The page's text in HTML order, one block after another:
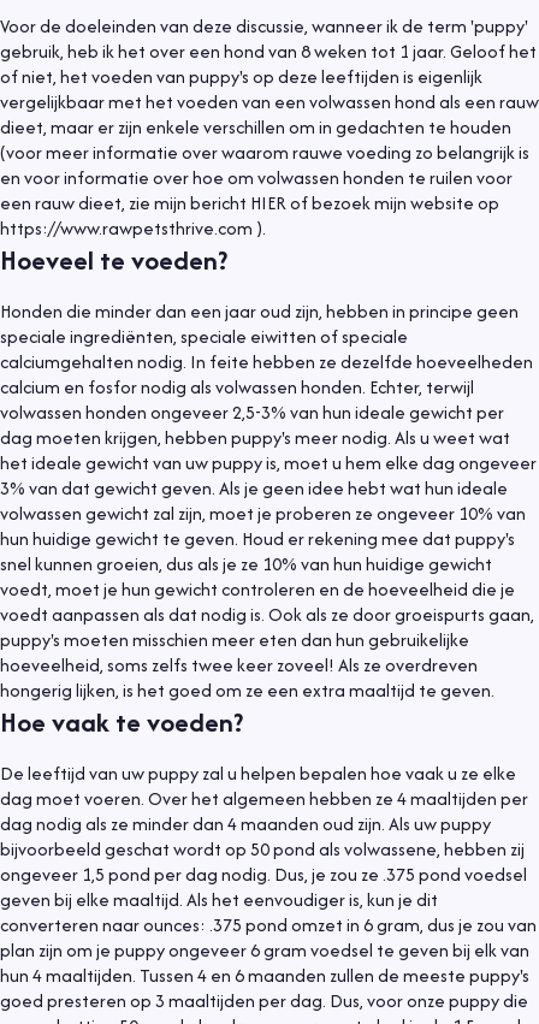
Voor de doeleinden van deze discussie, wanneer ik de term 'puppy'
gebruik, heb ik het over een hond van 8 weken tot 1 jaar. Geloof het
of niet, het voeden van puppy's op deze leeftijden is eigenlijk
vergelijkbaar met het voeden van een volwassen hond als een rauw
dieet, maar er zijn enkele verschillen om in gedachten te houden
(voor meer informatie over waarom rauwe voeding zo belangrijk is
en voor informatie over hoe om volwassen honden te ruilen voor
een rauw dieet, zie mijn bericht HIER of bezoek mijn website op
https://www.rawpetsthrive.com ).
Hoeveel te voeden?
Honden die minder dan een jaar oud zijn, hebben in principe geen
speciale ingrediënten, speciale eiwitten of speciale
calciumgehalten nodig. In feite hebben ze dezelfde hoeveelheden
calcium en fosfor nodig als volwassen honden. Echter, terwijl
volwassen honden ongeveer 2,5-3% van hun ideale gewicht per
dag moeten krijgen, hebben puppy's meer nodig. Als u weet wat
het ideale gewicht van uw puppy is, moet u hem elke dag ongeveer
3% van dat gewicht geven. Als je geen idee hebt wat hun ideale
volwassen gewicht zal zijn, moet je proberen ze ongeveer 10% van
hun huidige gewicht te geven. Houd er rekening mee dat puppy's
snel kunnen groeien, dus als je ze 10% van hun huidige gewicht
voedt, moet je hun gewicht controleren en de hoeveelheid die je
voedt aanpassen als dat nodig is. Ook als ze door groeispurts gaan,
puppy's moeten misschien meer eten dan hun gebruikelijke
hoeveelheid, soms zelfs twee keer zoveel! Als ze overdreven
hongerig lijken, is het goed om ze een extra maaltijd te geven.
Hoe vaak te voeden?
De leeftijd van uw puppy zal u helpen bepalen hoe vaak u ze elke
dag moet voeren. Over het algemeen hebben ze 4 maaltijden per
dag nodig als ze minder dan 4 maanden oud zijn. Als uw puppy
bijvoorbeeld geschat wordt op 50 pond als volwassene, hebben zij
ongeveer 1,5 pond per dag nodig. Dus, je zou ze .375 pond voedsel
geven bij elke maaltijd. Als het eenvoudiger is, kun je dit
converteren naar ounces: .375 pond omzet in 6 gram, dus je zou van
plan zijn om je puppy ongeveer 6 gram voedsel te geven bij elk van
hun 4 maaltijden. Tussen 4 en 6 maanden zullen de meeste puppy's
goed presteren op 3 maaltijden per dag. Dus, voor onze puppy die